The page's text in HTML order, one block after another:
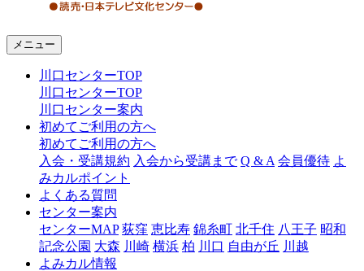
ャ
口
メニュー
川口センターTOP
川口センターTOP
川口センター案内
初めてご利用の方へ
初めてご利用の方へ
入会・受講規約 入会から受講まで Q & A 会員優待 よ
みカルポイント
よくある質問
センター案内
センターMAP 荻窪 恵比寿 錦糸町 北千住 八王子 昭和
記念公園 大森 川崎 横浜 柏 川口 自由が丘 川越
よみカル情報